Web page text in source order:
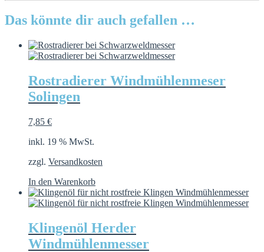
Das könnte dir auch gefallen …
Rostradierer Windmühlenmeser
Solingen
7,85 €
inkl. 19 % MwSt.
zzgl. Versandkosten
In den Warenkorb
Klingenöl Herder
Windmühlenmesser